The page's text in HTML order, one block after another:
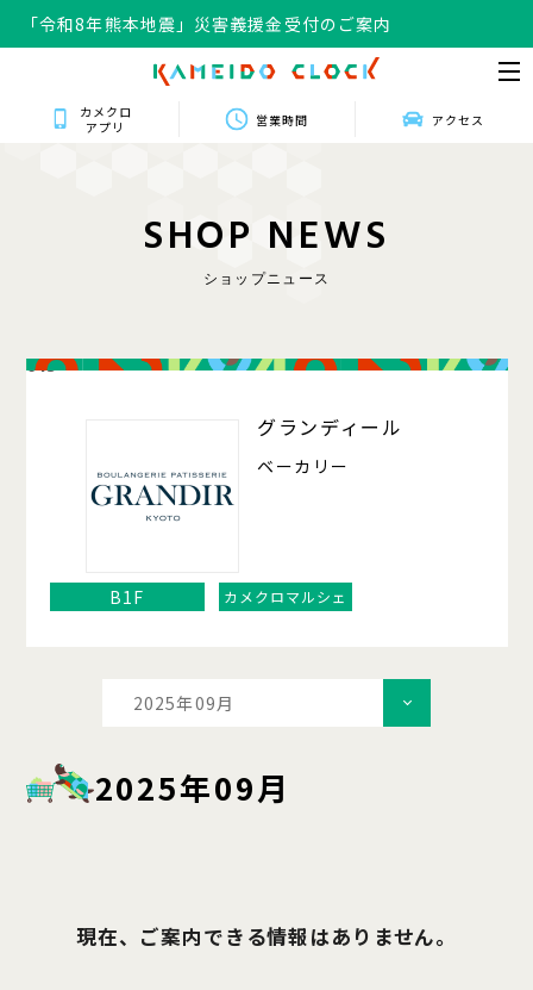
「令和8年熊本地震」災害義援金受付のご案内
カメクロ
アプリ
営業時間 アクセス
SHOP NEWS
ショップニュース
013
グランディール
ベーカリー
B1F カメクロマルシェ
2025年09月
2025年09月
現在、ご案内できる情報はありません。